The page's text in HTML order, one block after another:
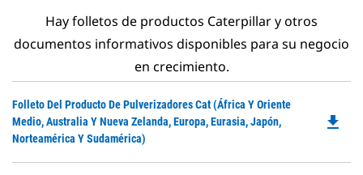
Hay folletos de productos Caterpillar y otros
documentos informativos disponibles para su negocio
en crecimiento.
Folleto Del Producto De Pulverizadores Cat (África Y Oriente
Medio, Australia Y Nueva Zelanda, Europa, Eurasia, Japón,
Norteamérica Y Sudamérica)
file_download